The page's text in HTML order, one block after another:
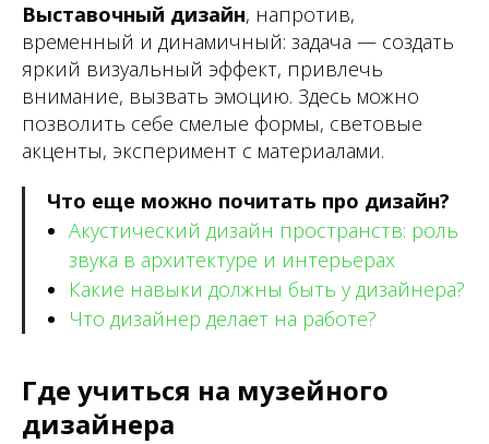
Выставочный дизайн, напротив,
временный и динамичный: задача — создать
яркий визуальный эффект, привлечь
внимание, вызвать эмоцию. Здесь можно
позволить себе смелые формы, световые
акценты, эксперимент с материалами.
Что еще можно почитать про дизайн?
Акустический дизайн пространств: роль
звука в архитектуре и интерьерах
Какие навыки должны быть у дизайнера?
Что дизайнер делает на работе?
Где учиться на музейного
дизайнера